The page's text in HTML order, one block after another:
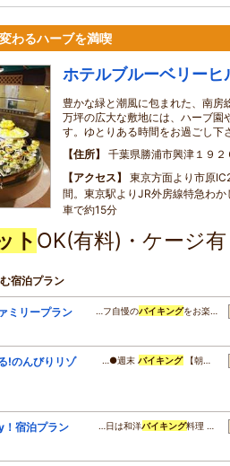
わるハーブを満喫
ホテルブルーベリーヒ
豊かな緑と潮風に包まれた、南房
万坪の広大な敷地には、ハーブ園
す。ゆとりある時間をお過ごし下
住所
千葉県勝浦市興津１９２
アクセス
東京方面より市原
間。東京駅よりJR外房線特急わ
車で約15分
ト OK(有料)・ケージ
宿泊プラン
ミリープラン …フ自慢のバイキングをお楽…
!のんびりリゾ
…●週末バイキング【朝…
宿泊プラン …日は和洋バイキング料理 …